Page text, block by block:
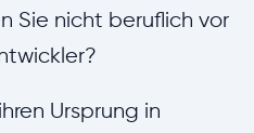
Sie nicht beruflich vor
Ursprung in